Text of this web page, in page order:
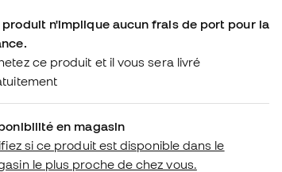
produit n'implique aucun frais de port pour la
ce produit et il vous sera livré
en magasin
si ce produit est disponible dans le
le plus proche de chez vous.